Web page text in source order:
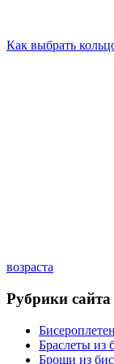
Как выбрать
возраста
Рубрики сайта
Браслеты из
Броши из